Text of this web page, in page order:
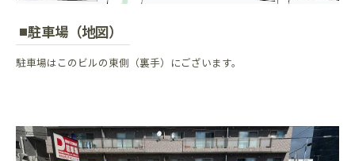
駐車場（地図）
駐車場はこのビルの東側（裏手）にございます。